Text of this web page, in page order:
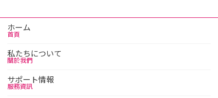
ホーム
首頁
私たちについて
關於我們
サポート情報
服務資訊